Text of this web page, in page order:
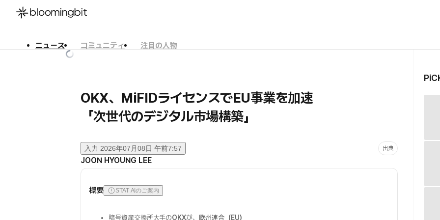
ニュース コミュニティ
注目の人物
OKX、MiFIDライセンスでEU事業を加速
「次世代のデジタル市場構築」
入力 2026年07月08日 午前7:57 出典
JOON HYOUNG LEE
概要 STAT AIのご案内
暗号資産交換所大手のOKXが、 欧州連合（EU）